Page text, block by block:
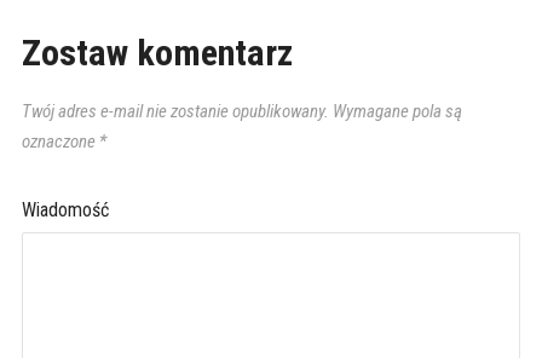
Zostaw komentarz
Twój adres e-mail nie zostanie opublikowany. Wymagane pola są
oznaczone *
Wiadomość